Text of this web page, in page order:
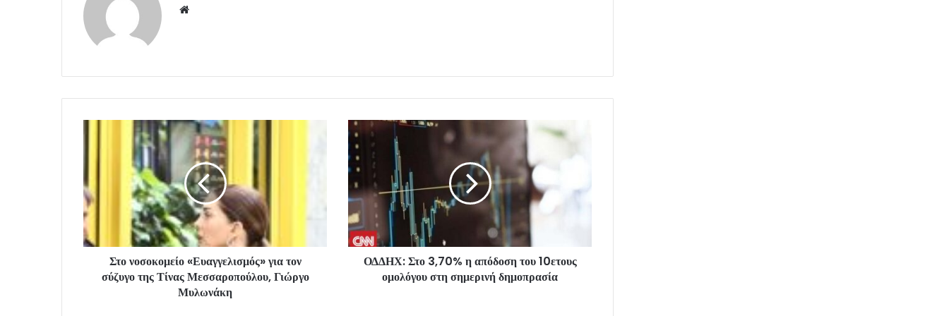
Στο νοσοκομείο «Ευαγγελισμός» για τον
σύζυγο της Τίνας Μεσσαροπούλου, Γιώργο
Μυλωνάκη
ΟΔΔΗΧ: Στο 3,70% η απόδοση του 10ετους
ομολόγου στη σημερινή δημοπρασία